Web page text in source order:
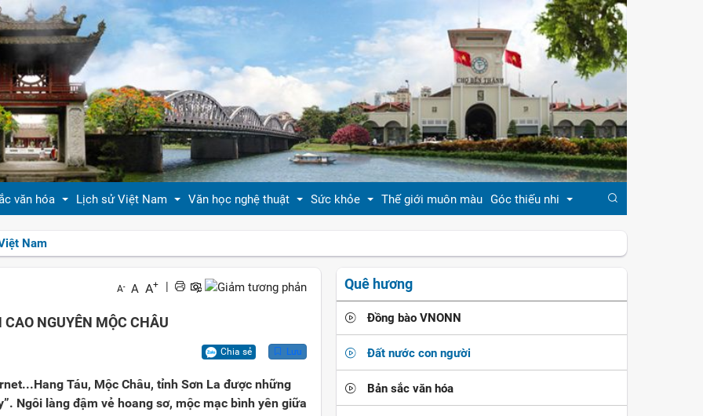
ngược
văn hóa
thành ngữ - tục ngữ
Lịch sử Việt Nam Văn học nghệ thuật
Ca dao tục ngữ
Sức khỏe
Sống đẹp
Sống khỏe
Làm đẹp
Thế giới muôn màu Góc thiếu nhi
Ca dao - tục ngữ
Đồng dao
Nam
A- A A+
CAO NGUYÊN MỘC CHÂU
Chia sẻ Lưu
Táu, Mộc Châu, tỉnh Sơn La được những
Ngôi làng đậm vẻ hoang sơ, mộc mạc bình yên giữa
Quê hương
Đồng bào VNONN
Đất nước con người
Bản sắc văn hóa